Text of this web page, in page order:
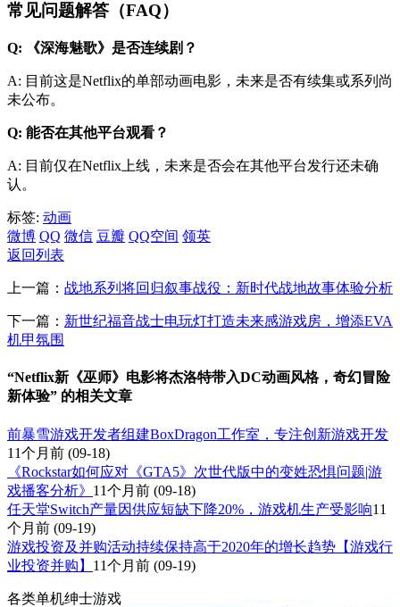
常见问题解答（FAQ）
Q: 《深海魅歌》是否连续剧？
A: 目前这是Netflix的单部动画电影，未来是否有续集或系列尚
未公布。
Q: 能否在其他平台观看？
A: 目前仅在Netflix上线，未来是否会在其他平台发行还未确
认。
标签: 动画
微博 QQ 微信 豆瓣 QQ空间 领英
返回列表
上一篇： 战地系列将回归叙事战役：新时代战地故事体验分析
下一篇： 新世纪福音战士电玩灯打造未来感游戏房，增添EVA
机甲氛围
“Netflix新《巫师》电影将杰洛特带入DC动画风格，奇幻冒险
新体验” 的相关文章
前暴雪游戏开发者组建BoxDragon工作室，专注创新游戏开发
11个月前 (09-18)
《Rockstar如何应对《GTA5》次世代版中的变姓恐惧问题|游
戏播客分析》 11个月前 (09-18)
任天堂Switch产量因供应短缺下降20%，游戏机生产受影响11
个月前 (09-19)
游戏投资及并购活动持续保持高于2020年的增长趋势【游戏行
业投资并购】 11个月前 (09-19)
各类单机绅士游戏